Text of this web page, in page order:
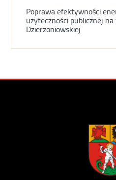
Poprawa efektywności
użyteczności publicznej
Dzierżoniowskiej